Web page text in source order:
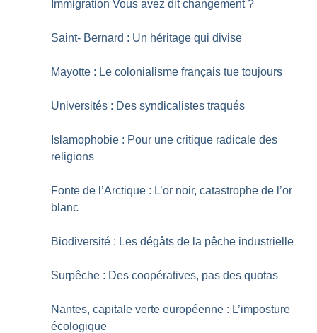
Immigration Vous avez dit changement ?
Saint- Bernard : Un héritage qui divise
Mayotte : Le colonialisme français tue toujours
Universités : Des syndicalistes traqués
Islamophobie : Pour une critique radicale des
religions
Fonte de l’Arctique : L’or noir, catastrophe de l’or
blanc
Biodiversité : Les dégâts de la pêche industrielle
Surpêche : Des coopératives, pas des quotas
Nantes, capitale verte européenne : L’imposture
écologique